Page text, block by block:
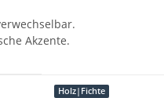
Akzente.
Holz|Fichte